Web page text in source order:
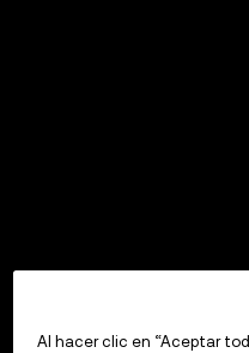
Al hacer clic en “Aceptar